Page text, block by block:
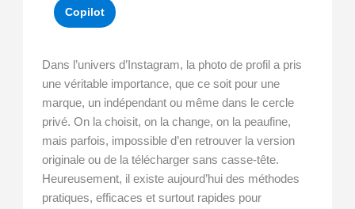
Copilot
Dans l’univers d’Instagram, la photo de profil a pris
une véritable importance, que ce soit pour une
marque, un indépendant ou même dans le cercle
privé. On la choisit, on la change, on la peaufine,
mais parfois, impossible d’en retrouver la version
originale ou de la télécharger sans casse-tête.
Heureusement, il existe aujourd’hui des méthodes
pratiques, efficaces et surtout rapides pour